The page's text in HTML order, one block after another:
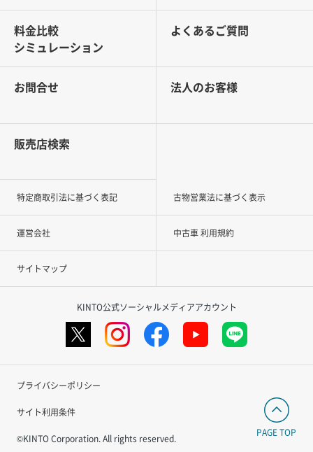
料金比較
シミュレーション
よくあるご質問
お問合せ 法人のお客様
販売店検索
特定商取引法に基づく表記 古物営業法に基づく表示
運営会社 中古車 利用規約
サイトマップ
KINTO公式ソーシャルメディアアカウント
プライバシーポリシー
サイト利用条件
©KINTO Corporation. All rights reserved.
PAGE TOP